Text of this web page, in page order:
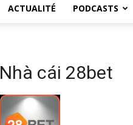
ACTUALITÉ PODCASTS
Nhà cái 28bet